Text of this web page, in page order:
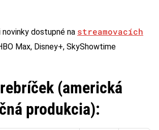
dostupné na streamovacích
Max, Disney+, SkyShowtime
(americká
produkcia):